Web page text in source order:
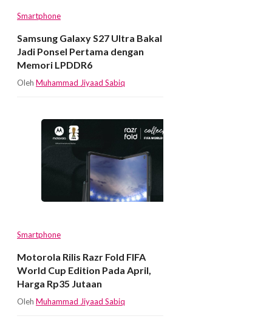
Smartphone
Samsung Galaxy S27 Ultra Bakal
Jadi Ponsel Pertama dengan
Memori LPDDR6
Oleh Muhammad Jiyaad Sabiq
Smartphone
Motorola Rilis Razr Fold FIFA
World Cup Edition Pada April,
Harga Rp35 Jutaan
Oleh Muhammad Jiyaad Sabiq